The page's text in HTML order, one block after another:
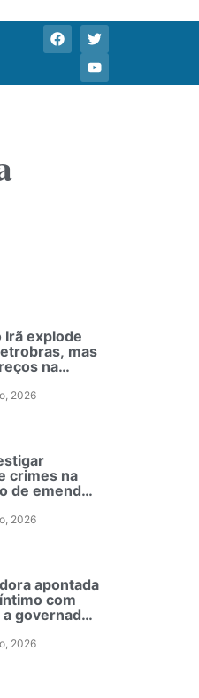
Irã explode
mas
na
como
2026
crimes na
de emendas
2026
apontada
com
governador
é’
2026